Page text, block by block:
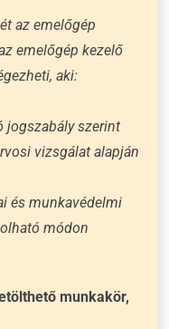
az emelőgép
emelőgép kezelő
aki:
jogszabály szerint
vizsgálat alapján
és munkavédelmi
módon
munkakör,